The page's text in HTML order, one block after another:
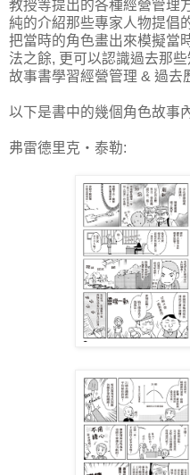
教授等提出的各種經營管理
純的介紹那些專家人物提倡
把當時的角色畫出來模擬當
法之餘, 更可以認識過去那
故事書學習經營管理 & 過去
以下是書中的幾個角色故事
弗雷德里克‧泰勒: